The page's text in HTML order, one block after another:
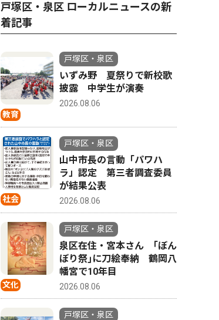
4
戸塚区・泉区 ローカルニュースの新
着記事
教育
戸塚区・泉区
いずみ野 夏祭りで新校歌
披露 中学生が演奏
2026.08.06
社会
戸塚区・泉区
山中市長の言動「パワハ
ラ」認定 第三者調査委員
が結果公表
2026.08.06
文化
戸塚区・泉区
泉区在住・宮本さん ｢ぼん
ぼり祭｣に刀絵奉納 鶴岡八
幡宮で10年目
2026.08.06
戸塚区・泉区